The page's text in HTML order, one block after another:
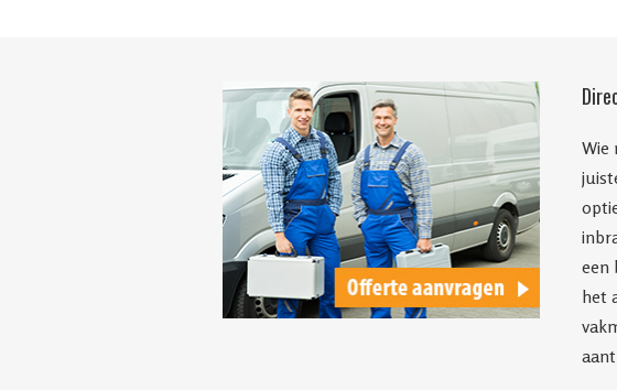
Wie
een
het